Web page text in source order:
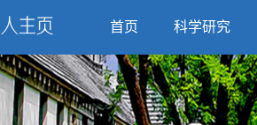
首页 科学研究